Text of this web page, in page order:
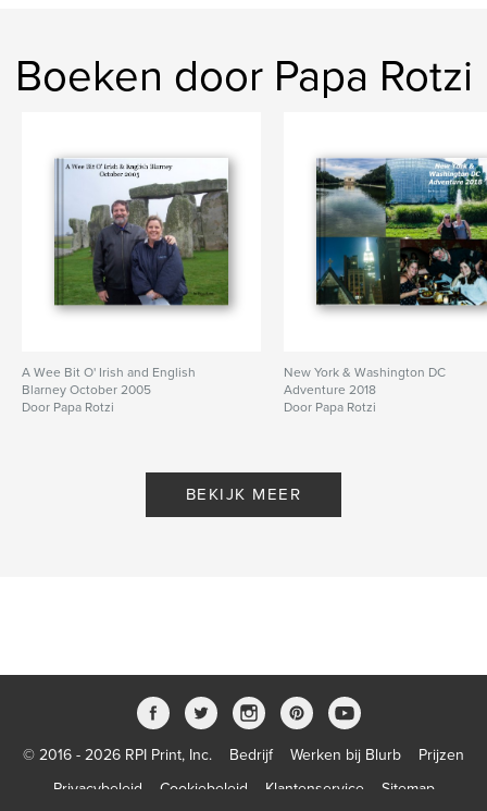
Boeken door Papa Rotzi
A Wee Bit O' Irish and English
Blarney October 2005
Door Papa Rotzi
New York & Washington DC
Adventure 2018
Door Papa Rotzi
BEKIJK MEER
© 2016 - 2026 RPI Print, Inc. Bedrijf Werken bij Blurb
Prijzen
Privacybeleid
Cookiebeleid Klantenservice Sitemap